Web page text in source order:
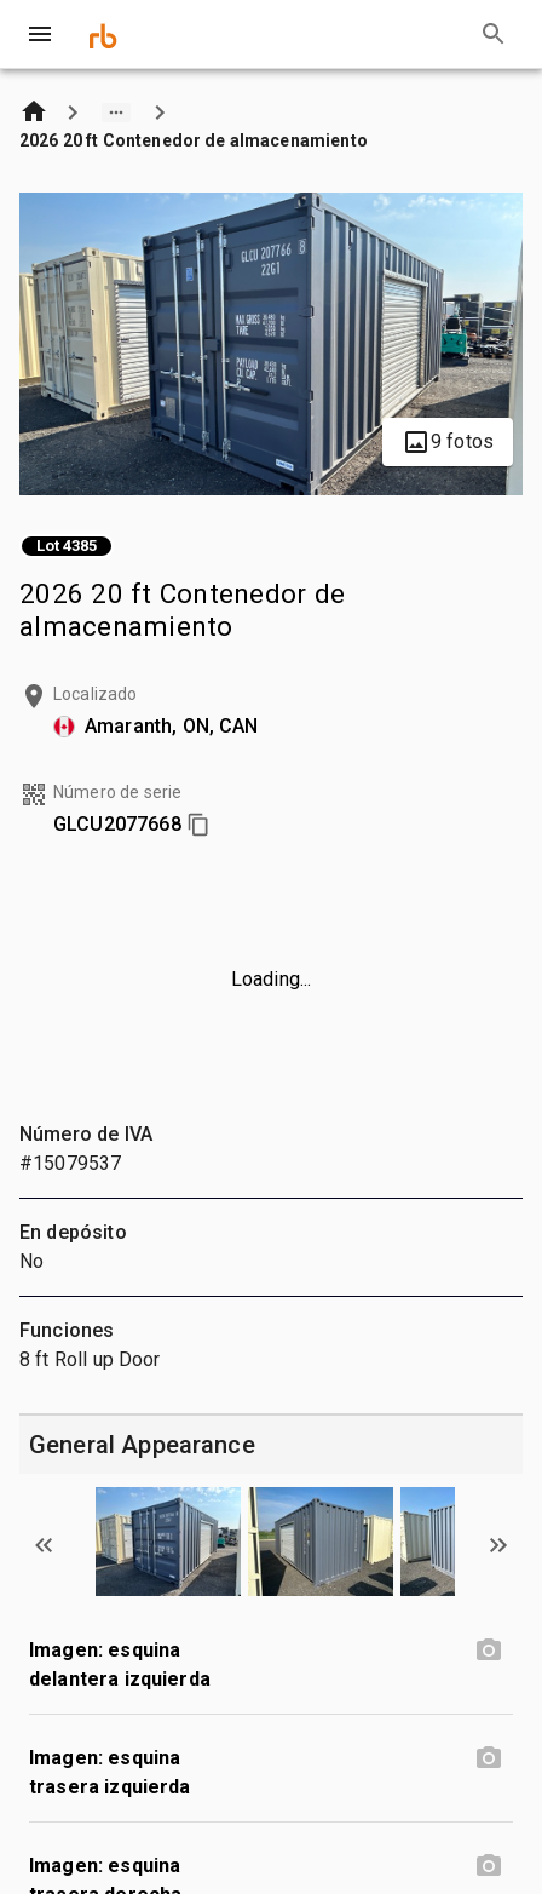
2026 20 ft Contenedor de almacenamiento
9 fotos
Lot 4385
2026 20 ft Contenedor de
almacenamiento
Localizado
Amaranth, ON, CAN
Número de serie
GLCU2077668
Loading...
Número de IVA
#15079537
En depósito
No
Funciones
8 ft Roll up Door
General Appearance
Imagen: esquina
delantera izquierda
Imagen: esquina
trasera izquierda
Imagen: esquina